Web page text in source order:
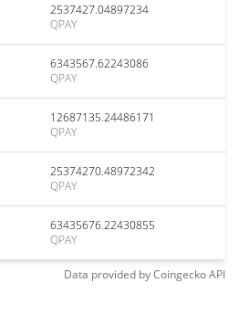
2537427.04897234
QPAY
6343567.62243086
QPAY
12687135.24486171
QPAY
25374270.48972342
QPAY
63435676.22430855
QPAY
Data provided byCoingeckoAPI